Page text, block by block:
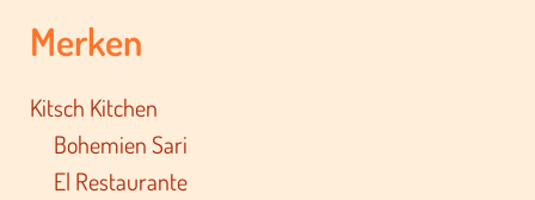
Merken
Kitsch Kitchen
Bohemien Sari
El Restaurante